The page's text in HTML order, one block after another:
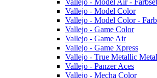
Vallejo - Model Air -
Vallejo - Model Color
Vallejo - Model Color -
Vallejo - Game Color
Vallejo - Game Air
Vallejo - Game Xpress
Vallejo - True Metallic Metal
Vallejo - Panzer Aces
Vallejo - Mecha Color